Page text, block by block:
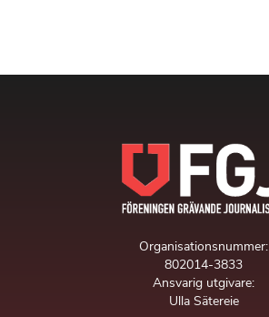
Organisationsnummer:
802014-3833
Ansvarig utgivare:
Ulla Sätereie